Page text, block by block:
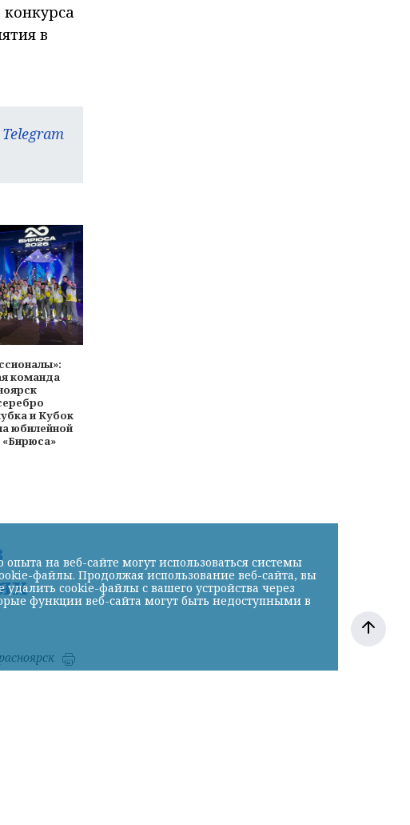
в
Telegram
команда
и Кубок
юбилейной
на веб-сайте могут использоваться системы
файлы. Продолжая использование веб-сайта, вы
cookie-файлы с вашего устройства через
функции веб-сайта могут быть недоступными в